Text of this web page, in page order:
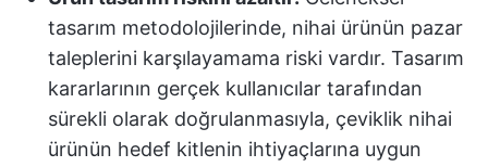
tasarım metodolojilerinde, nihai ürünün pazar
taleplerini karşılayamama riski vardır. Tasarım
kararlarının gerçek kullanıcılar tarafından
sürekli olarak doğrulanmasıyla, çeviklik nihai
ürünün hedef kitlenin ihtiyaçlarına uygun